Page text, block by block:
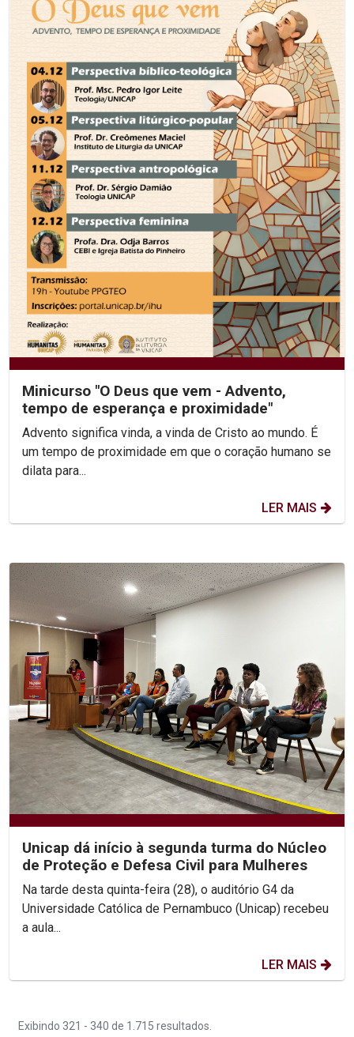
Minicurso "O Deus que vem - Advento,
tempo de esperança e proximidade"
Advento significa vinda, a vinda de Cristo ao mundo. É
um tempo de proximidade em que o coração humano se
dilata para...
LER MAIS
Unicap dá início à segunda turma do Núcleo
de Proteção e Defesa Civil para Mulheres
Na tarde desta quinta-feira (28), o auditório G4 da
Universidade Católica de Pernambuco (Unicap) recebeu
a aula...
LER MAIS
Exibindo 321 - 340 de 1.715 resultados.